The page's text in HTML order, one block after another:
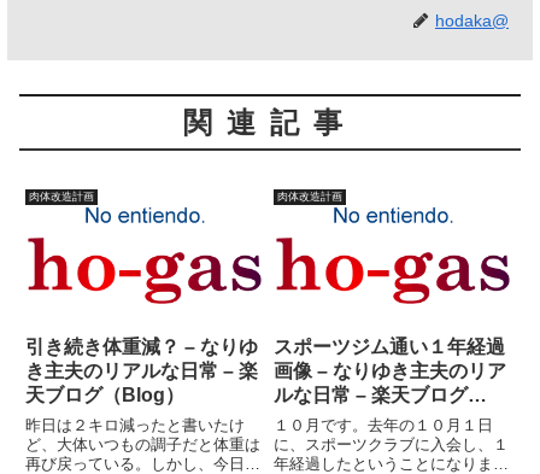
hodaka@
関連記事
肉体改造計画
引き続き体重減？ – なりゆ
き主夫のリアルな日常 – 楽
天ブログ（Blog）
昨日は２キロ減ったと書いたけ
ど、大体いつもの調子だと体重は
再び戻っている。しかし、今日ス
肉体改造計画
スポーツジム通い１年経過
画像 – なりゆき主夫のリア
ルな日常 – 楽天ブログ
（Blog）
１０月です。去年の１０月１日
に、スポーツクラブに入会し、１
年経過したということになりま